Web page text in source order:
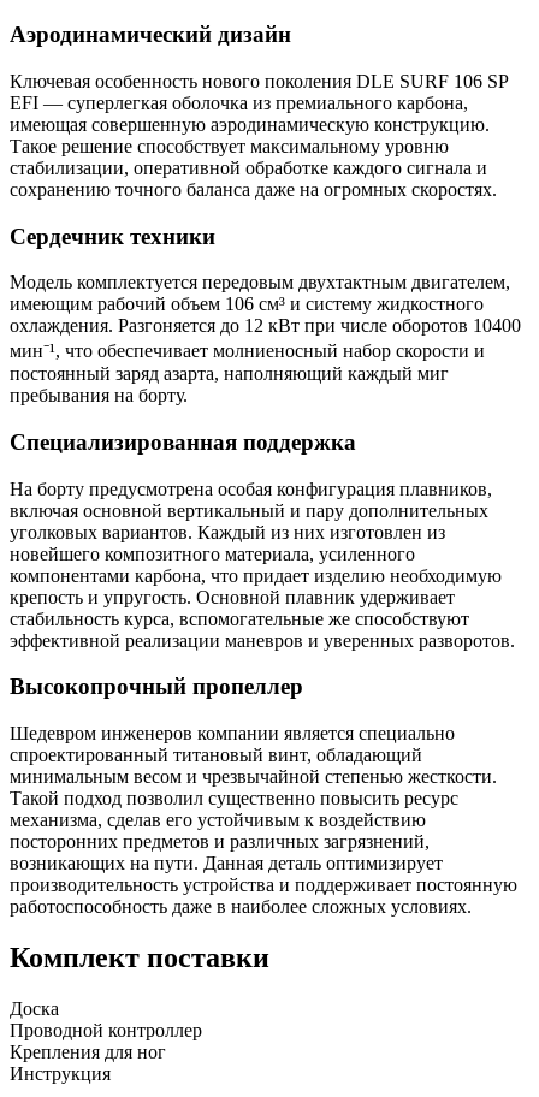
Аэродинамический дизайн
Ключевая особенность нового поколения DLE SURF 106 SP
EFI — суперлегкая оболочка из премиального карбона,
имеющая совершенную аэродинамическую конструкцию.
Такое решение способствует максимальному уровню
стабилизации, оперативной обработке каждого сигнала и
сохранению точного баланса даже на огромных скоростях.
Сердечник техники
Модель комплектуется передовым двухтактным двигателем,
имеющим рабочий объем 106 см³ и систему жидкостного
охлаждения. Разгоняется до 12 кВт при числе оборотов 10400
мин⁻¹, что обеспечивает молниеносный набор скорости и
постоянный заряд азарта, наполняющий каждый миг
пребывания на борту.
Специализированная поддержка
На борту предусмотрена особая конфигурация плавников,
включая основной вертикальный и пару дополнительных
уголковых вариантов. Каждый из них изготовлен из
новейшего композитного материала, усиленного
компонентами карбона, что придает изделию необходимую
крепость и упругость. Основной плавник удерживает
стабильность курса, вспомогательные же способствуют
эффективной реализации маневров и уверенных разворотов.
Высокопрочный пропеллер
Шедевром инженеров компании является специально
спроектированный титановый винт, обладающий
минимальным весом и чрезвычайной степенью жесткости.
Такой подход позволил существенно повысить ресурс
механизма, сделав его устойчивым к воздействию
посторонних предметов и различных загрязнений,
возникающих на пути. Данная деталь оптимизирует
производительность устройства и поддерживает постоянную
работоспособность даже в наиболее сложных условиях.
Комплект поставки
Доска
Проводной контроллер
Крепления для ног
Инструкция